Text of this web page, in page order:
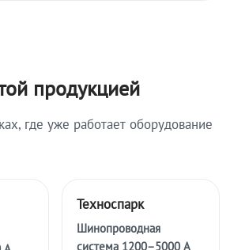
продукцией
где уже работает оборудование
Техноспарк
Шинопроводная
система 1200–5000 А